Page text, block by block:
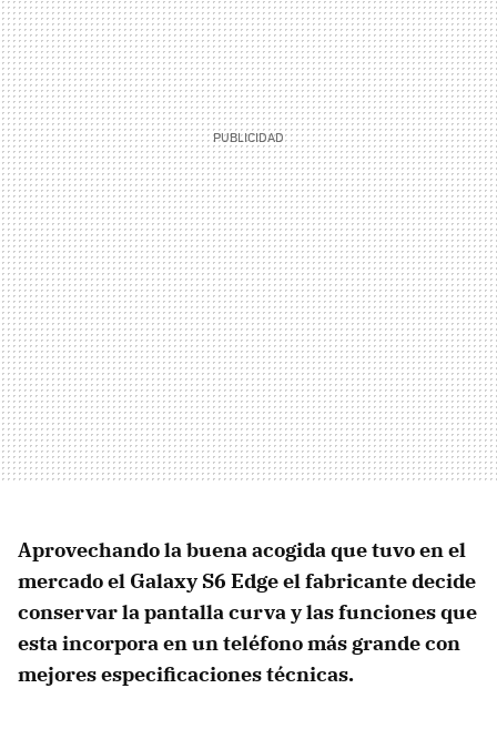
Aprovechando la buena acogida que tuvo en el
mercado el Galaxy S6 Edge el fabricante decide
conservar la pantalla curva y las funciones que
esta incorpora en un teléfono más grande con
mejores especificaciones técnicas.